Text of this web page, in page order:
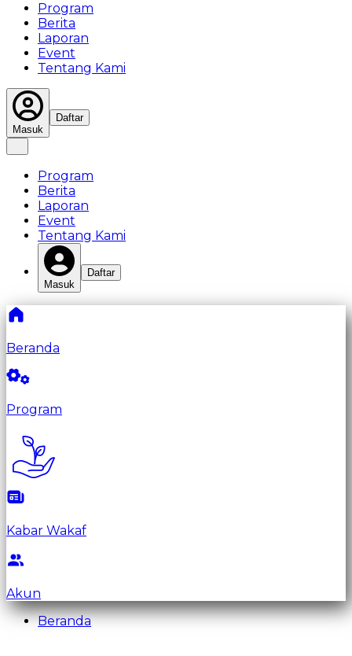
Program
Berita
Laporan
Event
Tentang Kami
Masuk
Daftar
Program
Berita
Laporan
Event
Tentang Kami
Masuk
Daftar
Beranda
Program
Kabar Wakaf
Akun
Beranda